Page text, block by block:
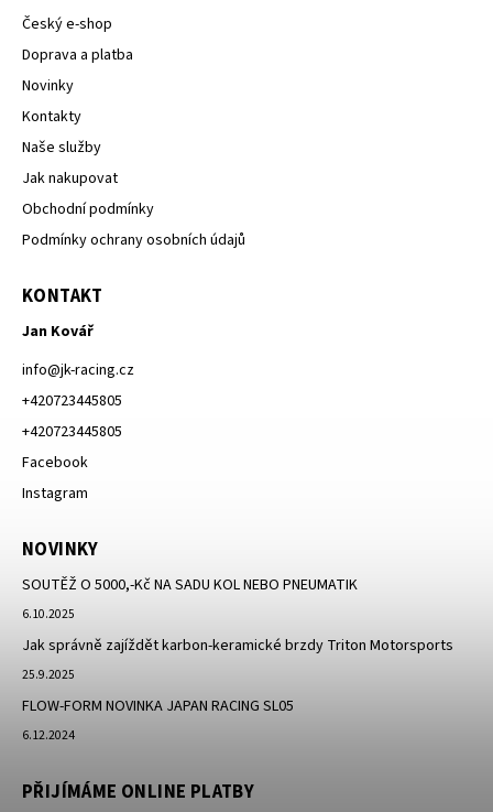
Český e-shop
Doprava a platba
Novinky
Kontakty
Naše služby
Jak nakupovat
Obchodní podmínky
Podmínky ochrany osobních údajů
KONTAKT
Jan Kovář
info@jk-racing.cz
+420723445805
+420723445805
Facebook
Instagram
NOVINKY
SOUTĚŽ O 5000,-Kč NA SADU KOL NEBO PNEUMATIK
6.10.2025
Jak správně zajíždět karbon-keramické brzdy Triton Motorsports
25.9.2025
FLOW-FORM NOVINKA JAPAN RACING SL05
6.12.2024
PŘIJÍMÁME ONLINE PLATBY